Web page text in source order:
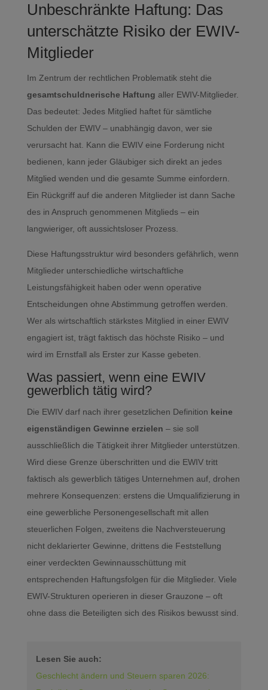
Unbeschränkte Haftung: Das
unterschätzte Risiko der EWIV-
Mitglieder
Im Zentrum der rechtlichen Problematik steht die
gesamtschuldnerische Haftung aller EWIV-Mitglieder.
Das bedeutet: Jedes Mitglied haftet für sämtliche
Schulden der EWIV – unabhängig davon, wer sie
verursacht hat. Kann die EWIV eine Forderung nicht
bedienen, kann jeder Gläubiger sich direkt an jedes
Mitglied wenden und die gesamte Summe einfordern.
Ein Rückgriff auf die anderen Mitglieder ist dann Sache
des in Anspruch genommenen Mitglieds – ein
langwieriger, oft aussichtsloser Prozess.
Diese Haftungsstruktur wird besonders gefährlich, wenn
Mitglieder unterschiedliche wirtschaftliche
Leistungsfähigkeit haben oder wenn operative
Entscheidungen ohne Abstimmung getroffen werden.
Wer als wirtschaftlich stärkstes Mitglied in einer EWIV
engagiert ist, trägt faktisch das höchste Risiko – und
wird im Ernstfall als Erster zur Kasse gebeten.
Was passiert, wenn eine EWIV
gewerblich tätig wird?
Die EWIV darf nach ihrer gesetzlichen Definition keine
eigenständigen Gewinne erzielen – sie soll
ausschließlich die Tätigkeit ihrer Mitglieder unterstützen.
Wird diese Grenze überschritten und die EWIV tritt
faktisch als gewerblich tätiges Unternehmen auf, drohen
mehrere Konsequenzen: erstens die Umqualifizierung in
eine gewerbliche Personengesellschaft mit allen
steuerlichen Folgen, zweitens die Nachversteuerung
nicht deklarierter Gewinne, drittens die Feststellung
einer verdeckten Gewinnausschüttung mit
entsprechenden Haftungsfolgen für die Mitglieder. Viele
EWIV-Strukturen operieren in dieser Grauzone – oft
ohne dass die Beteiligten sich des Risikos bewusst sind.
Lesen Sie auch:
Geschlecht ändern und Steuern sparen 2026: